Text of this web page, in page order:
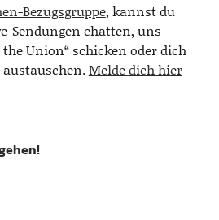
Bezugsgruppe, kannst du
Sendungen chatten, uns
Union“ schicken oder dich
Melde dich hier